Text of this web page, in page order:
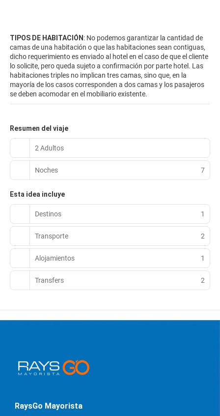
TIPOS DE HABITACIÓN : No podemos garantizar la cantidad de
camas de una habitación o que las habitaciones sean contiguas,
dicho requerimiento es enviado al hotel en el caso de que el cliente
lo solicite, pero queda sujeto a confirmación por parte hotel. Las
habitaciones triples no implican tres camas, sino que, en la
mayoría de los casos corresponden a dos camas y los pasajeros
se deben acomodar en el mobiliario existente.
Resumen del viaje
2 Adultos
Noches 7
Esta idea incluye
Destinos 1
Transporte 2
Alojamientos 1
Transfers 2
RaysGo Mayorista